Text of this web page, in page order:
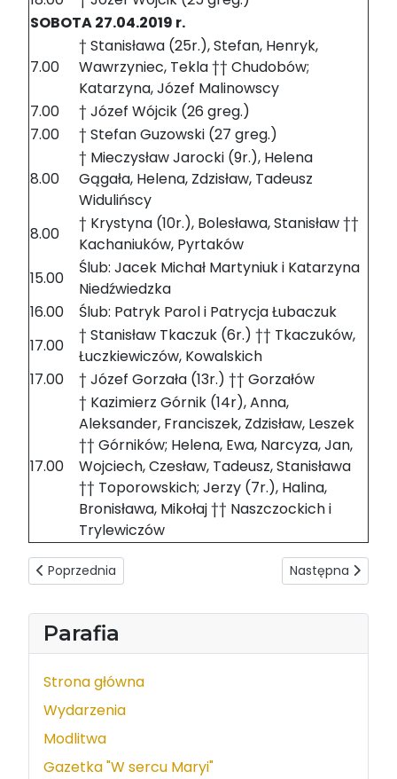
Parafia
Strona główna
Wydarzenia
Modlitwa
Gazetka "W sercu Maryi"
SOBOTA 27.04.2019 r.
7.00
† Stanisława (25r.), Stefan, Henryk,
Wawrzyniec, Tekla †† Chudobów;
Katarzyna, Józef Malinowscy
7.00
† Józef Wójcik (26 greg.)
7.00
† Stefan Guzowski (27 greg.)
8.00
† Mieczysław Jarocki (9r.), Helena
Gągała, Helena, Zdzisław, Tadeusz
Widulińscy
8.00
† Krystyna (10r.), Bolesława, Stanisław ††
Kachaniuków, Pyrtaków
15.00
Ślub: Jacek Michał Martyniuk i Katarzyna
Niedźwiedzka
16.00
Ślub: Patryk Parol i Patrycja Łubaczuk
17.00
† Stanisław Tkaczuk (6r.) †† Tkaczuków,
Łuczkiewiczów, Kowalskich
17.00
† Józef Gorzała (13r.) †† Gorzałów
17.00
† Kazimierz Górnik (14r), Anna,
Aleksander, Franciszek, Zdzisław, Leszek
†† Górników; Helena, Ewa, Narcyza, Jan,
Wojciech, Czesław, Tadeusz, Stanisława
†† Toporowskich; Jerzy (7r.), Halina,
Bronisława, Mikołaj †† Naszczockich i
Trylewiczów
Poprzednia strona: Intencje mszalne 28.04-04.05.2019
Poprzednia Następna
Następna